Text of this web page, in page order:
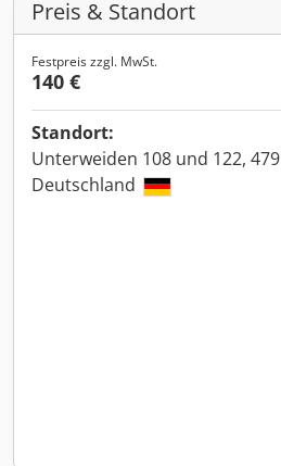
Preis & Standort
Festpreis zzgl. MwSt.
140 €
Standort:
Unterweiden 108 und 122,
Deutschland